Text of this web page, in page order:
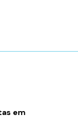
em